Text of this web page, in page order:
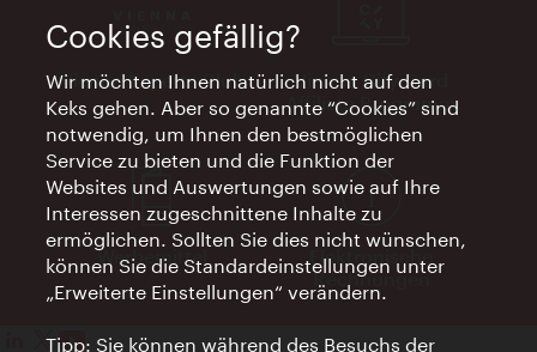
Vienna Experts Club
Vienna City Card
Affiliate Programm
Werbemittel
Elektronische
Rechnungen
Cookies gefällig?
Wir möchten Ihnen natürlich nicht auf den
Keks gehen. Aber so genannte “Cookies” sind
notwendig, um Ihnen den bestmöglichen
Service zu bieten und die Funktion der
Websites und Auswertungen sowie auf Ihre
Interessen zugeschnittene Inhalte zu
ermöglichen. Sollten Sie dies nicht wünschen,
können Sie die Standardeinstellungen unter
„Erweiterte Einstellungen“ verändern.
Tipp: Sie können während des Besuchs der